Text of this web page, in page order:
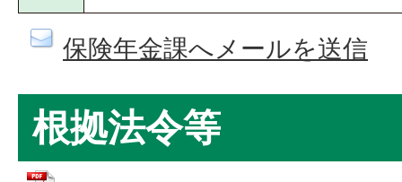
保険年金課へメールを送信
根拠法令等